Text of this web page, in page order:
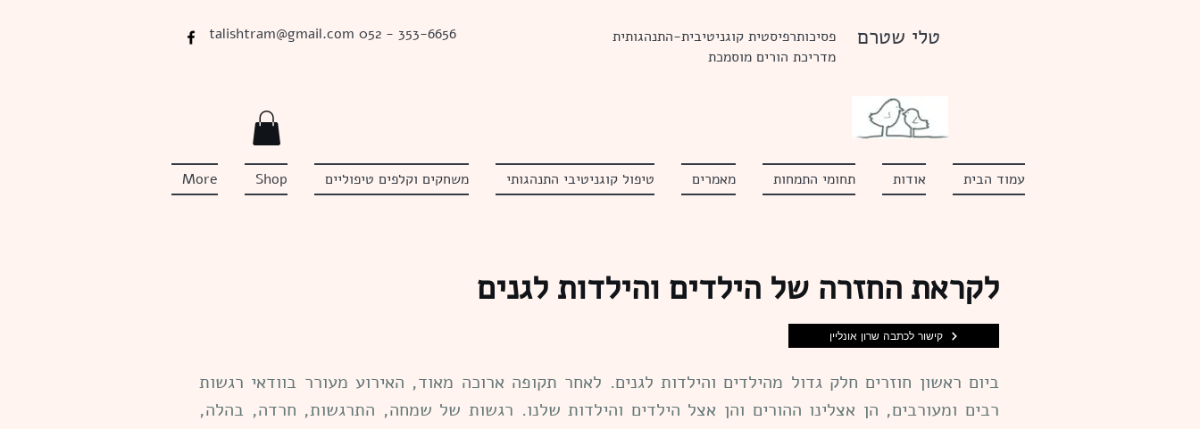
talishtram@gmail.com 052 - 353-6656
פסיכותרפיסטית קוגניטיבית-התנהגותית
מדריכת הורים מוסמכת
טלי שטרם
עמוד הבית אודות תחומי התמחות מאמרים טיפול קוגניטיבי התנהגותי משחקים וקלפים טיפוליים Shop
More
לקראת החזרה של הילדים והילדות לגנים
ביום ראשון חוזרים חלק גדול מהילדים והילדות לגנים. לאחר תקופה ארוכה מאוד, האירוע מעורר בוודאי רגשות
רבים ומעורבים, הן אצלינו ההורים והן אצל הילדים והילדות שלנו. רגשות של שמחה, התרגשות, חרדה, בהלה,
קישור לכתבה שרון אונליין